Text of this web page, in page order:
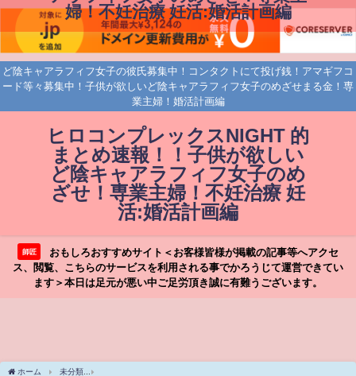
ど陰キャアラフィフ女子の彼氏募集中！コンタクトにて投げ銭！アマギフコ
ード等々募集中！子供が欲しいど陰キャアラフィフ女子のめざせまる金！専
業主婦！婚活計画編
ヒロコンプレックスNIGHT 的
まとめ速報！！子供が欲しい
ど陰キャアラフィフ女子のめ
ざせ！専業主婦！不妊治療 妊
活:婚活計画編
婦！不妊治療 妊活:婚活計画編
師匠
おもしろおすすめサイト＜お客様皆様が掲載の記事等へアクセ
ス、閲覧、こちらのサービスを利用される事でかろうじて運営できてい
ます＞本日は足元が悪い中ご足労頂き誠に有難うございます。
ホーム 未分類